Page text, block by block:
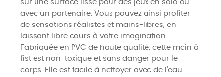
sur une surface lisse pour des jeux en solo ou
avec un partenaire. Vous pouvez ainsi profiter
de sensations réalistes et mains-libres, en
laissant libre cours à votre imagination.
Fabriquée en PVC de haute qualité, cette main à
fist est non-toxique et sans danger pour le
corps. Elle est facile à nettoyer avec de l'eau